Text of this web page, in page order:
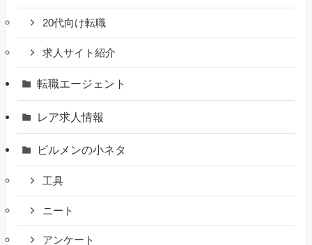
20代向け転職
求人サイト紹介
転職エージェント
レア求人情報
ビルメンの小ネタ
工具
ニート
アンケート